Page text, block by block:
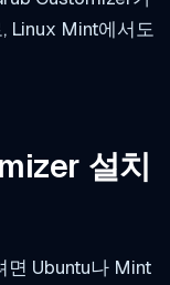
Linux Mint에서도
설치
면 Ubuntu나 Mint